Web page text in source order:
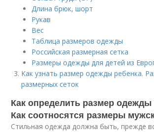
Длина брюк, шорт
Рукав
Вес
Таблица размеров одежды
Российская размерная сетка
Размеры одежды для детей из
Как узнать размер одежды ребенка.
размерных сеток
Как определить размер одежды
Как соотносятся размеры
Стильная одежда должна быть, прежде